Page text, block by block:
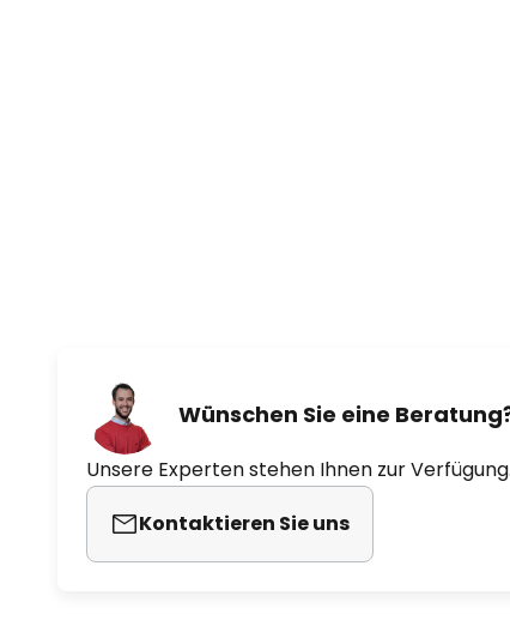
Wünschen Sie eine
Unsere Experten stehen Ihnen zur Verfügung.
Kontaktieren Sie uns